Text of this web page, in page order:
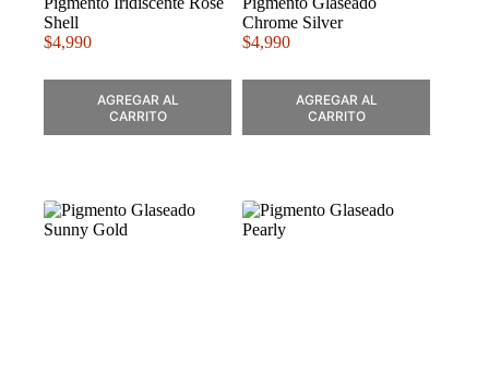
Shell
$4,990
AGREGAR AL
CARRITO
Chrome Silver
$4,990
AGREGAR AL
CARRITO